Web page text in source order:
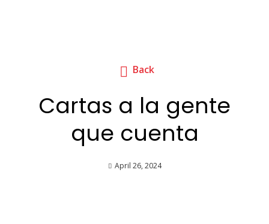
Back
Cartas a la gente
que cuenta
April 26, 2024